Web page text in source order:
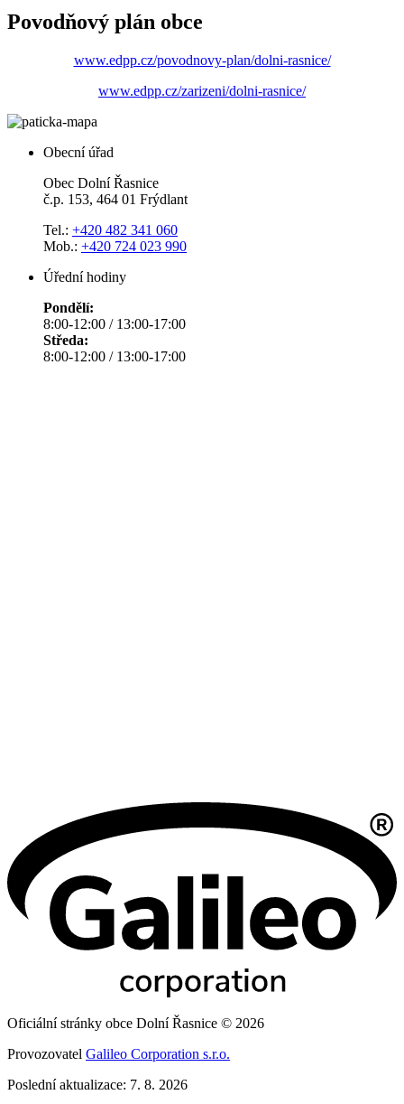
Povodňový plán obce
www.edpp.cz/povodnovy-plan/dolni-rasnice/
www.edpp.cz/zarizeni/dolni-rasnice/
Obecní úřad
Obec Dolní Řasnice
č.p. 153, 464 01 Frýdlant
Tel.: +420 482 341 060
Mob.: +420 724 023 990
Úřední hodiny
Pondělí:
8:00-12:00 / 13:00-17:00
Středa:
8:00-12:00 / 13:00-17:00
Oficiální stránky obce Dolní Řasnice © 2026
Provozovatel Galileo Corporation s.r.o.
Poslední aktualizace: 7. 8. 2026